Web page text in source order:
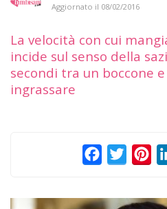
Aggiornato il 08/02/2016
La velocità con cui
incide sul senso della
secondi tra un boccone
ingrassare
FacebookTwitter